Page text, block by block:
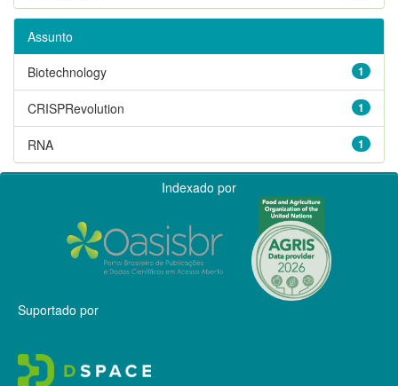
Assunto
1
Biotechnology
1
CRISPRevolution
1
RNA
Indexado por
Suportado por